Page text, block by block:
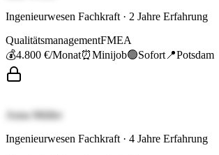
Ingenieurwesen Fachkraft · 2 Jahre Erfahrung
QualitätsmanagementFMEA
💰4.800 €/Monat⏰Minijob🟢Sofort 📍Potsdam
Anna Müller
Ingenieurwesen Fachkraft · 4 Jahre Erfahrung